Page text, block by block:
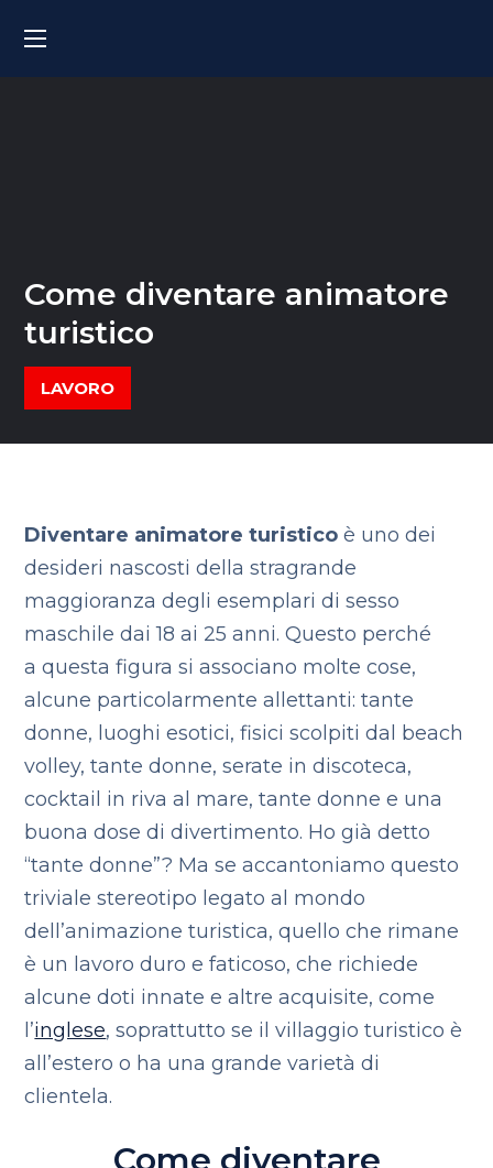
Come diventare animatore
turistico
LAVORO
Diventare animatore turistico è uno dei
desideri nascosti della stragrande
maggioranza degli esemplari di sesso
maschile dai 18 ai 25 anni. Questo perché
a questa figura si associano molte cose,
alcune particolarmente allettanti: tante
donne, luoghi esotici, fisici scolpiti dal beach
volley, tante donne, serate in discoteca,
cocktail in riva al mare, tante donne e una
buona dose di divertimento. Ho già detto
“tante donne”? Ma se accantoniamo questo
triviale stereotipo legato al mondo
dell’animazione turistica, quello che rimane
è un lavoro duro e faticoso, che richiede
alcune doti innate e altre acquisite, come
l’inglese, soprattutto se il villaggio turistico è
all’estero o ha una grande varietà di
clientela.
Come diventare